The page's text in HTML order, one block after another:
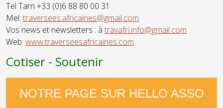
Tel Tarn +33 (0)6 88 80 00 31
Mel: traversees.africaines@gmail.com
Vos news et newsletters : à travafri.info@gmail.com
Web: www.traverseesafricaines.com
Cotiser - Soutenir
NOTRE PAGE SUR HELLO ASSO